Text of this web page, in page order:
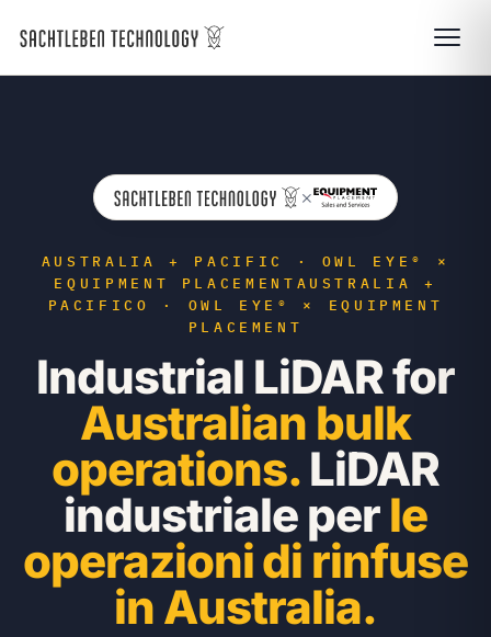
×
AUSTRALIA + PACIFIC · OWL EYE® ×
EQUIPMENT PLACEMENT AUSTRALIA +
PACIFICO · OWL EYE® × EQUIPMENT
PLACEMENT
Industrial LiDAR for
Australian bulk
operations.LiDAR
industriale perle
operazioni di rinfuse
in Australia.